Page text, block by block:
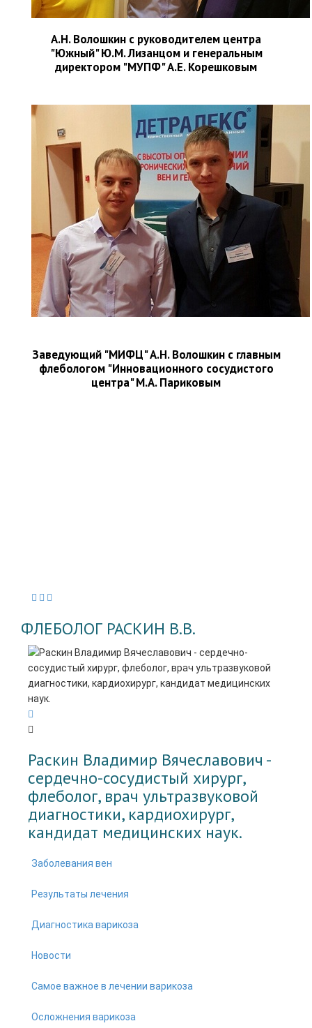
А.Н. Волошкин с руководителем центра
"Южный" Ю.М. Лизанцом и генеральным
директором "МУПФ" А.Е. Корешковым
Заведующий "МИФЦ" А.Н. Волошкин с главным
флебологом "Инновационного сосудистого
центра" М.А. Париковым
ФЛЕБОЛОГ РАСКИН В.В.
Раскин Владимир Вячеславович -
cердечно-сосудистый хирург,
флеболог, врач ультразвуковой
диагностики, кардиохирург,
кандидат медицинских наук.
Заболевания вен
Результаты лечения
Диагностика варикоза
Новости
Самое важное в лечении варикоза
Осложнения варикоза